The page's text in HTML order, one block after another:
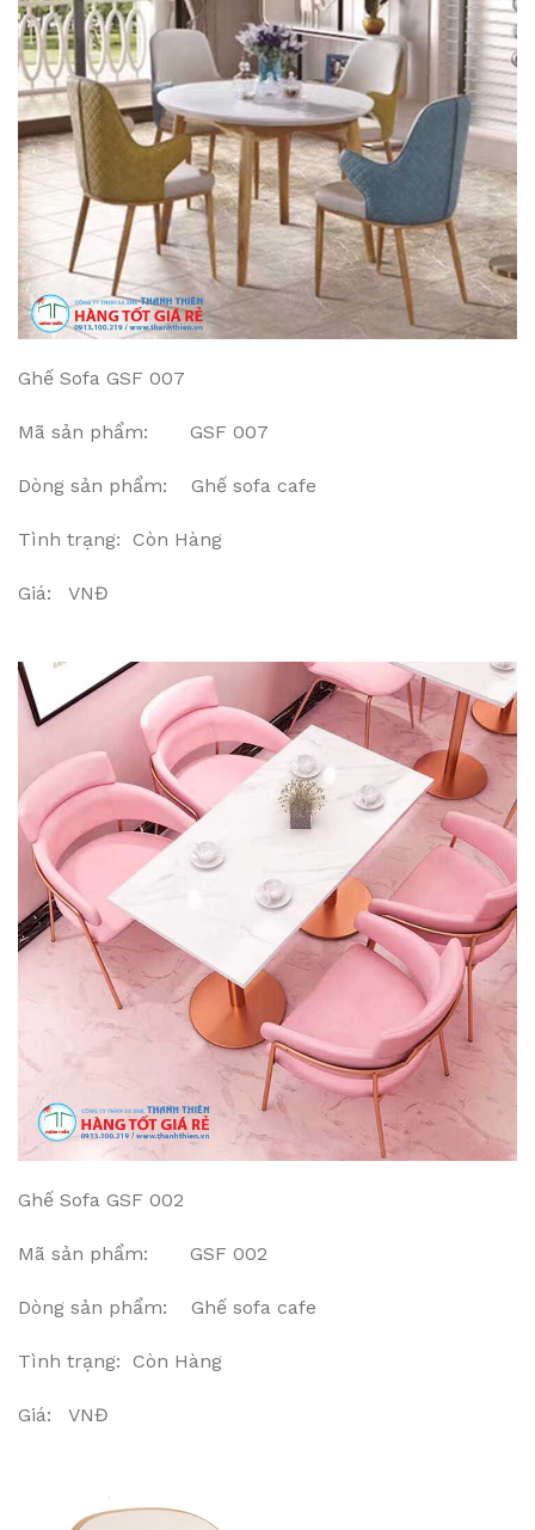
Ghế Sofa GSF 007
Mã sản phẩm: GSF 007
Dòng sản phẩm: Ghế sofa cafe
Tình trạng: Còn Hàng
Giá: VNĐ
Ghế Sofa GSF 002
Mã sản phẩm: GSF 002
Dòng sản phẩm: Ghế sofa cafe
Tình trạng: Còn Hàng
Giá: VNĐ